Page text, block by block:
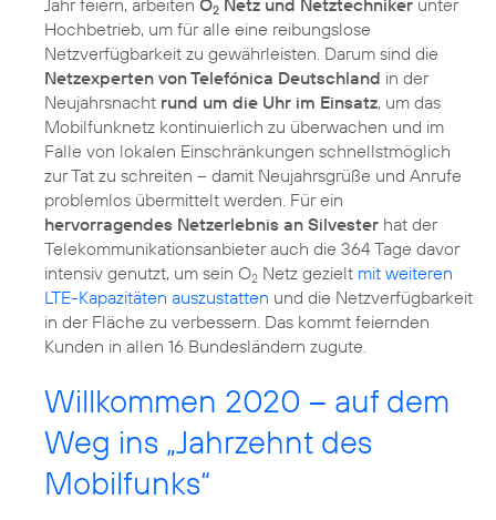
Jahr feiern, arbeiten O2 Netz und Netztechniker unter
Hochbetrieb, um für alle eine reibungslose
Netzverfügbarkeit zu gewährleisten. Darum sind die
Netzexperten von Telefónica Deutschland in der
Neujahrsnacht rund um die Uhr im Einsatz, um das
Mobilfunknetz kontinuierlich zu überwachen und im
Falle von lokalen Einschränkungen schnellstmöglich
zur Tat zu schreiten – damit Neujahrsgrüße und Anrufe
problemlos übermittelt werden. Für ein
hervorragendes Netzerlebnis an Silvester hat der
Telekommunikationsanbieter auch die 364 Tage davor
intensiv genutzt, um sein O2 Netz gezielt mit weiteren
LTE-Kapazitäten auszustatten und die Netzverfügbarkeit
in der Fläche zu verbessern. Das kommt feiernden
Kunden in allen 16 Bundesländern zugute.
Willkommen 2020 – auf dem
Weg ins „Jahrzehnt des
Mobilfunks“